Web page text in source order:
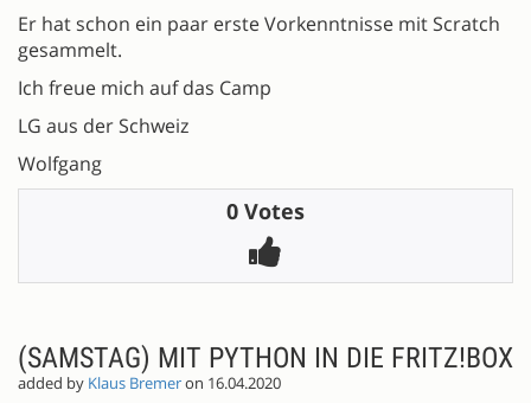
Er hat schon ein paar erste Vorkenntnisse mit Scratch
gesammelt.
Ich freue mich auf das Camp
LG aus der Schweiz
Wolfgang
0 Votes
(SAMSTAG) MIT PYTHON IN DIE FRITZ!BOX
added by Klaus Bremeron 16.04.2020